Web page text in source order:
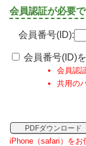
会員認証が必要で
会員番号(ID):
会員番号(ID)
会員認
共用の
PDFダウンロード
iPhone（safari）を